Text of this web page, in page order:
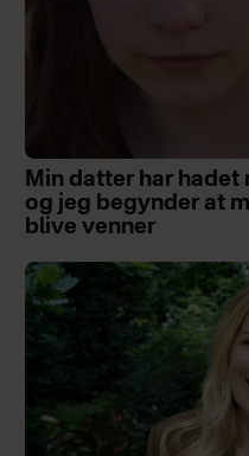
Min datter har hadet
og jeg begynder at
blive venner